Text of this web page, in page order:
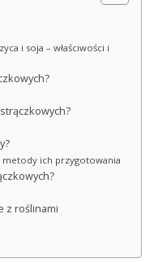
i soja – właściwości i
metody ich przygotowania
z roślinami